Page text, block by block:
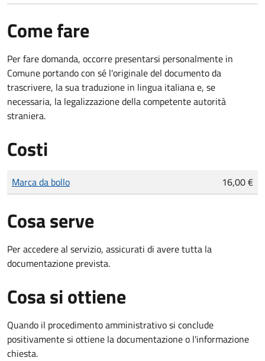
Come fare
Per fare domanda, occorre presentarsi personalmente in
Comune portando con sé l'originale del documento da
trascrivere, la sua traduzione in lingua italiana e, se
necessaria, la legalizzazione della competente autorità
straniera.
Costi
Tipo di pagamento
Importo
Marca da bollo 16,00 €
Cosa serve
Per accedere al servizio, assicurati di avere tutta la
documentazione prevista.
Cosa si ottiene
Quando il procedimento amministrativo si conclude
positivamente si ottiene la documentazione o l'informazione
chiesta.